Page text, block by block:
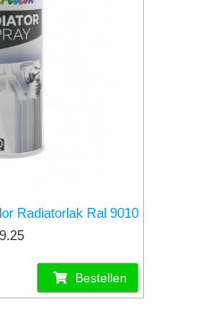
Radiatorlak Ral 9010
Bestellen